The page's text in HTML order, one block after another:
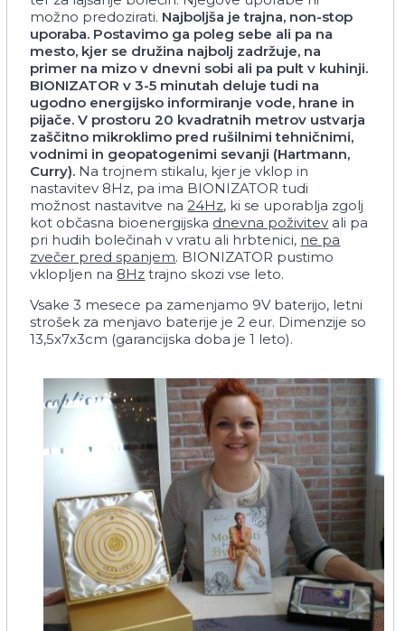
možno predozirati. Najboljša je trajna, non-stop
uporaba. Postavimo ga poleg sebe ali pa na
mesto, kjer se družina najbolj zadržuje, na
primer na mizo v dnevni sobi ali pa pult v kuhinji.
BIONIZATOR v 3-5 minutah deluje tudi na
ugodno energijsko informiranje vode, hrane in
pijače. V prostoru 20 kvadratnih metrov ustvarja
zaščitno mikroklimo pred rušilnimi tehničnimi,
vodnimi in geopatogenimi sevanji (Hartmann,
Curry). Na trojnem stikalu, kjer je vklop in
nastavitev 8Hz, pa ima BIONIZATOR tudi
možnost nastavitve na24Hz, ki se uporablja zgolj
kot občasna bioenergijska dnevna poživitev ali pa
pri hudih bolečinah v vratu ali hrbtenici, ne pa
zvečer pred spanjem. BIONIZATOR pustimo
vklopljen na 8Hz trajno skozi vse leto.
Vsake 3 mesece pa zamenjamo 9V baterijo, letni
strošek za menjavo baterije je 2 eur. Dimenzije so
13,5x7x3cm (garancijska doba je 1 leto).